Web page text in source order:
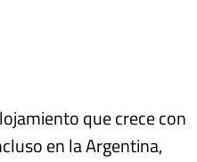
que crece con
en la Argentina,